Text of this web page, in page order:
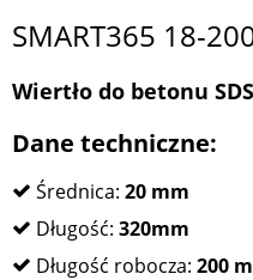
SMART365 18-
Wiertło do betonu
Dane techniczne:
Średnica: 20 mm
Długość: 320mm
Długość robocza: 200